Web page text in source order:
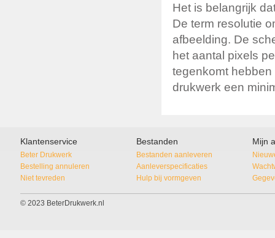
Het is belangrijk
De term resolutie
afbeelding. De
het aantal pixels
tegenkomt hebben
drukwerk een
Klantenservice
Beter Drukwerk
Bestelling annuleren
Niet tevreden
Bestanden
Bestanden aanleveren
Aanleverspecificaties
Hulp bij vormgeven
Mijn
© 2023 BeterDrukwerk.nl